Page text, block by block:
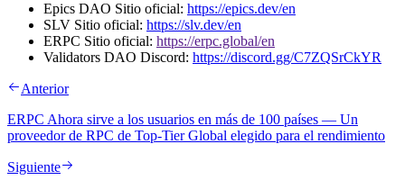
Epics DAO Sitio oficial: https://epics.dev/en
SLV Sitio oficial: https://slv.dev/en
ERPC Sitio oficial: https://erpc.global/en
Validators DAO Discord: https://discord.gg/C7ZQSrCkYR
Anterior
ERPC Ahora sirve a los usuarios en más de 100 países — Un
proveedor de RPC de Top-Tier Global elegido para el rendimiento
Siguiente